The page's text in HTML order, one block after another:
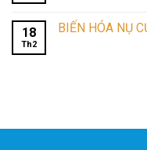
18
Th2
BIẾN HÓA NỤ